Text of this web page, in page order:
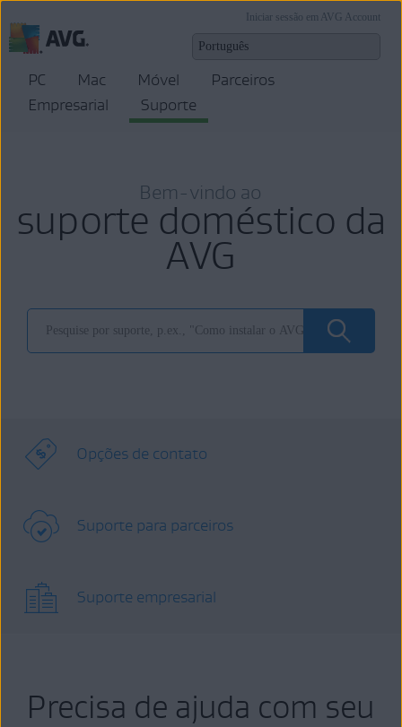
Iniciar sessão em AVG Account
PC Mac Móvel
Parceiros
Empresarial
Suporte
Bem-vindo ao
suporte doméstico da
AVG
Opções de contato
Suporte para parceiros
Suporte empresarial
Precisa de ajuda com seu